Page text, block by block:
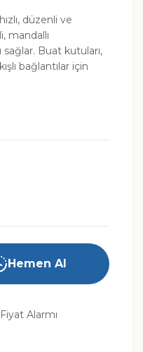
düzenli ve
mandallı
sağlar. Buat kutuları,
bağlantılar için
Hemen Al
Fiyat Alarmı